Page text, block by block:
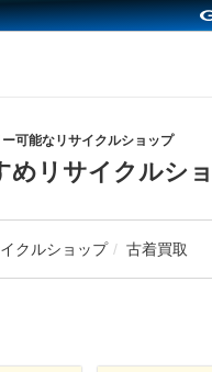
可能なリサイクルショップ
めリサイクルシ
クルショップ 古着買取